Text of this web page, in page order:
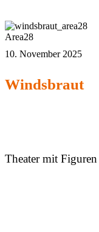
Area28
10. November 2025
Windsbraut
Theater mit Figuren